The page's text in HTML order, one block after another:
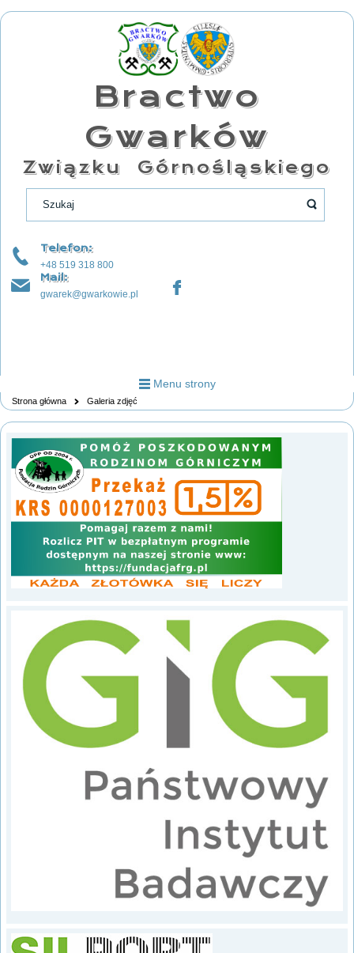
Bractwo
Gwarków
Związku Górnośląskiego
Telefon:
+48 519 318 800
Mail:
gwarek@gwarkowie.pl
Menu strony
Strona główna Galeria zdjęć